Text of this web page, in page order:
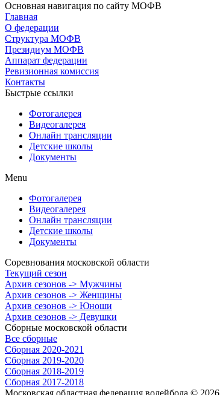
Основная навигация по сайту МОФВ
Главная
О федерации
Структура МОФВ
Президиум МОФВ
Аппарат федерации
Ревизионная комиссия
Контакты
Быстрые ссылки
Фотогалерея
Видеогалерея
Онлайн трансляции
Детские школы
Документы
Menu
Фотогалерея
Видеогалерея
Онлайн трансляции
Детские школы
Документы
Соревнования московской области
Текущий сезон
Архив сезонов -> Мужчины
Архив сезонов -> Женщины
Архив сезонов -> Юноши
Архив сезонов -> Девушки
Сборные московской области
Все сборные
Сборная 2020-2021
Сборная 2019-2020
Сборная 2018-2019
Сборная 2017-2018